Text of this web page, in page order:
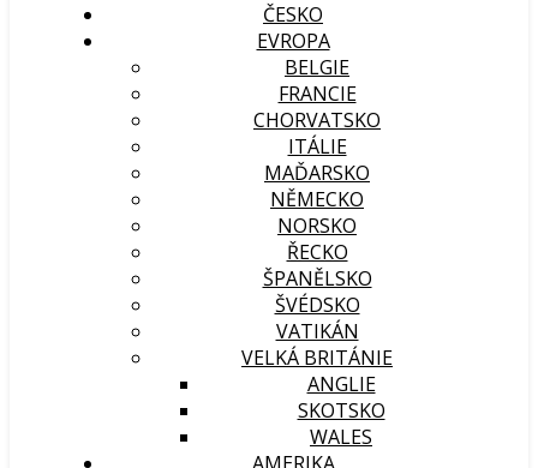
ČESKO
EVROPA
BELGIE
FRANCIE
CHORVATSKO
ITÁLIE
MAĎARSKO
NĚMECKO
NORSKO
ŘECKO
ŠPANĚLSKO
ŠVÉDSKO
VATIKÁN
VELKÁ BRITÁNIE
ANGLIE
SKOTSKO
WALES